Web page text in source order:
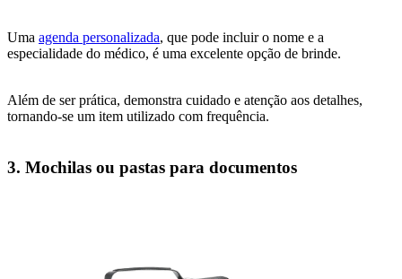
Uma agenda personalizada, que pode incluir o nome e a
especialidade do médico, é uma excelente opção de brinde.
Além de ser prática, demonstra cuidado e atenção aos detalhes,
tornando-se um item utilizado com frequência.
3. Mochilas ou pastas para documentos